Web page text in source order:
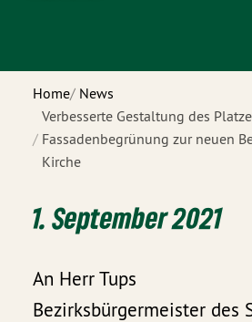
Home News
Verbesserte Gestaltung des
Fassadenbegrünung zur neuen
Kirche
1. September 2021
An Herr Tups
Bezirksbürgermeister des